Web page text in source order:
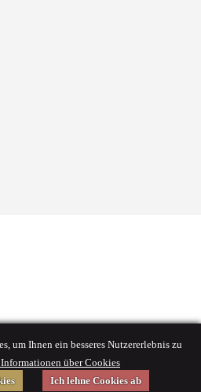
um Ihnen ein besseres Nutzererlebnis zu
über Cookies
Ich lehne Cookies ab